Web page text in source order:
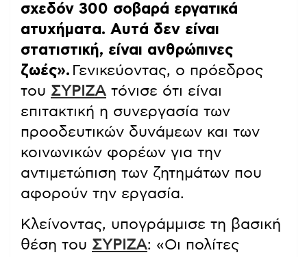
σχεδόν 300 σοβαρά εργατικά
ατυχήματα. Αυτά δεν είναι
στατιστική, είναι ανθρώπινες
ζωές». Γενικεύοντας, ο πρόεδρος
του ΣΥΡΙΖΑ τόνισε ότι είναι
επιτακτική η συνεργασία των
προοδευτικών δυνάμεων και των
κοινωνικών φορέων για την
αντιμετώπιση των ζητημάτων που
αφορούν την εργασία.
Κλείνοντας, υπογράμμισε τη βασική
θέση του ΣΥΡΙΖΑ: «Οι πολίτες